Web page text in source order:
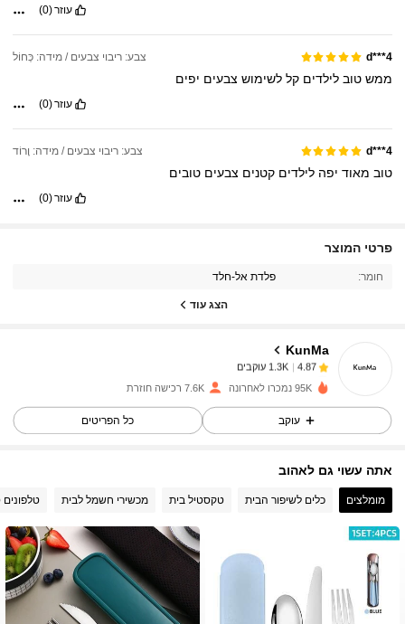
עוזר(0)
d***4 צבע: ריבוי צבעים / מידה: כְּחוֹל
ממשטובלילדיםקללשימוש צבעים יפים
עוזר(0)
d***4 צבע: ריבוי צבעים / מידה: וָרוֹד
טוב מאוד יפהלילדיםקטנים צבעיםטובים
עוזר(0)
פרטי המוצר
חומר: פלדת אל-חלד
הצג עוד
KunMa
4.87
1.3K עוקבים
e***1 שילםלפני יום אחד
4.87
4.87 1.3K עוקבים
1.3K עוקבים
95K נמכרו לאחרונה 7.6K רכישה חוזרת
עוקב כל הפריטים
אתה עשוי גם לאהוב
מומלצים כלים לשיפור הבית טקסטיל בית מכשירי חשמל לבית טלפונים